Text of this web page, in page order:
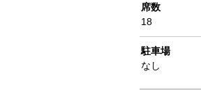
席数
18
駐車場
なし